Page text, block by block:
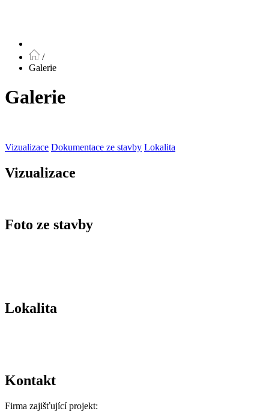
/
Galerie
Galerie
Vizualizace Dokumentace ze stavby Lokalita
Vizualizace
Foto ze stavby
Lokalita
Kontakt
Firma zajišťující projekt: